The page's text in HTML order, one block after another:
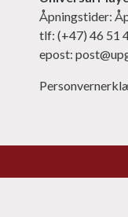
Åpningstider:
tlf: (+47) 46 51
epost: